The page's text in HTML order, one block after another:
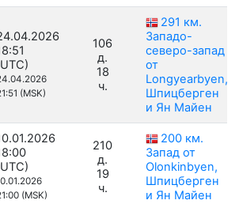
(MSK)
106
д.
18
ч.
291 км.
Западо-
северо-запад
от
Longyearbyen,
Шпицберген
и Ян Майен
(MSK)
210
д.
19
ч.
200 км.
Запад от
Olonkinbyen,
Шпицберген
и Ян Майен